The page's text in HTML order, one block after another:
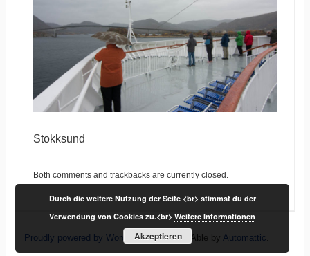
Stokksund
Both comments and trackbacks are currently closed.
Proudly powered by WordPress |Theme: Able by Automattic
Durch die weitere Nutzung der Seite <br> stimmst du der
Verwendung von Cookies zu.<br>Weitere Informationen
Akzeptieren